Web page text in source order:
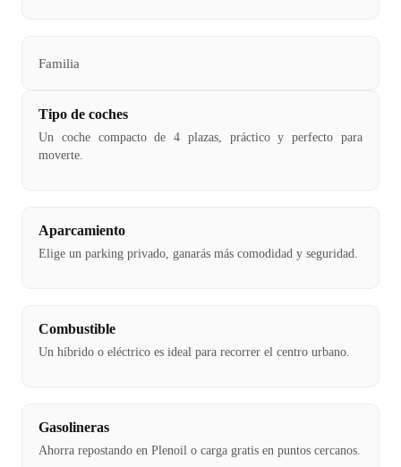
Familia
Tipo de coches
Un coche compacto de 4 plazas, práctico y perfecto para
moverte.
Aparcamiento
Elige un parking privado, ganarás más comodidad y seguridad.
Combustible
Un híbrido o eléctrico es ideal para recorrer el centro urbano.
Gasolineras
Ahorra repostando en Plenoil o carga gratis en puntos cercanos.